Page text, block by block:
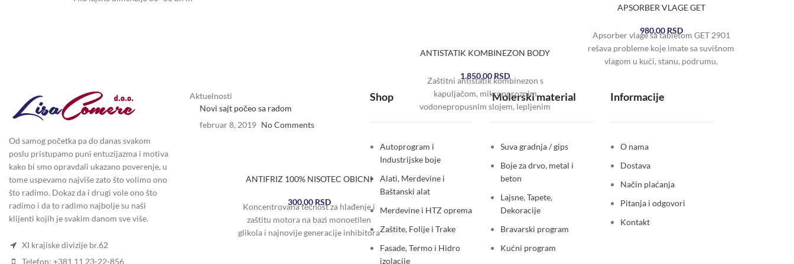
ANTIFRIZ 100% NISOTEC OBICNI
300,00 RSD
Koncentrovana tečnost za hlađenje i
zaštitu motora na bazi monoetilen
glikola i najnovije generacije inhibitora
korozije na bazi „OAT tehnologije“.
ANTISTATIK KOMBINEZON BODY
1.850,00RSD
Zaštitni antistatik kombinezon s
kapuljačom, mikroporoznim
vodonepropusnim slojem, lepljenim
zglobovima i nogama,
APSORBER VLAGE GET
980,00RSD
Apsorber vlage sa tabletom GET 2901
rešava probleme koje imate sa suvišnom
vlagom u kući, stanu, podrumu,
Od samog početka pa do danas svakom
poslu pristupamo puni entuzijazma i motiva
kako bi smo opravdali ukazano poverenje, u
tome uspevamo najviše zato što volimo ono
što radimo. Dokaz da i drugi vole ono što
radimo i da to radimo najbolje su naši
klijenti kojih je svakim danom sve više.
XI krajiske divizije br.62
Telefon: +381 11 23-22-856
Aktuelnosti
Novi sajt počeo sa radom
februar 8, 2019 No Comments
Shop
Autoprogram i
Industrijske boje
Alati, Merdevine i
Baštanski alat
Merdevine i HTZ oprema
Zaštite, Folije i Trake
Fasade, Termo i Hidro
izolacije
Molerski material
Suva gradnja / gips
Boje za drvo, metal i
beton
Lajsne, Tapete,
Dekoracije
Bravarski program
Kućni program
Informacije
O nama
Dostava
Način plaćanja
Pitanja i odgovori
Kontakt